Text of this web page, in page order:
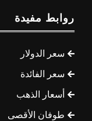
روابط مفيدة
سعر الدولار
سعر الفائدة
أسعار الذهب
طوفان الأقصى